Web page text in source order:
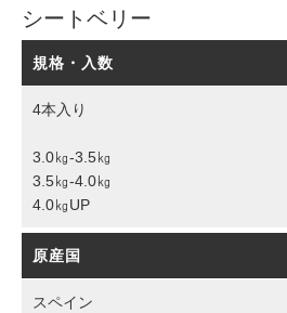
シートベリー
規格・入数
4本入り
3.0㎏-3.5㎏
3.5㎏-4.0㎏
4.0㎏UP
原産国
スペイン